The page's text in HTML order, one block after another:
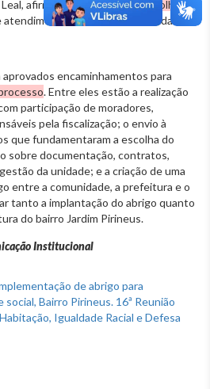
afirmou que apopulação acolhida
atendimento já existente na unidade.
encaminhamentos para
. Entre eles estão a realização
participação de moradores,
pela fiscalização; o envio à
que fundamentaram a escolha do
sobre documentação, contratos,
da unidade; e a criação de uma
entre a comunidade, a prefeitura e o
tanto a implantação do abrigo quanto
do bairro Jardim Pirineus.
Institucional